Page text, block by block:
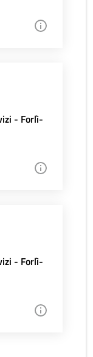
- Forlì-
- Forlì-